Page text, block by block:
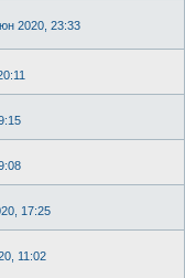
2020, 23:33
17:25
11:02